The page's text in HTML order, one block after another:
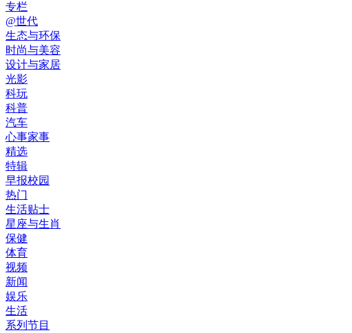
专栏
@世代
生态与环保
时尚与美容
设计与家居
光影
科玩
科普
汽车
心事家事
精选
特辑
早报校园
热门
生活贴士
星座与生肖
保健
体育
视频
新闻
娱乐
生活
系列节目